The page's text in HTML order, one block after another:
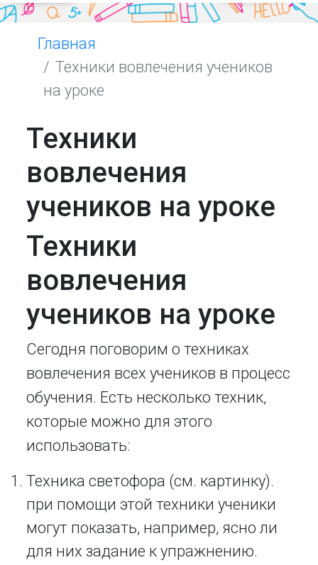
Главная
Техники вовлечения учеников
на уроке
Техники
вовлечения
учеников на уроке
Техники
вовлечения
учеников на уроке
Сегодня поговорим о техниках
вовлечения всех учеников в процесс
обучения. Есть несколько техник,
которые можно для этого
использовать:
Техника светофора (см. картинку).
при помощи этой техники ученики
могут показать, например, ясно ли
для них задание к упражнению.